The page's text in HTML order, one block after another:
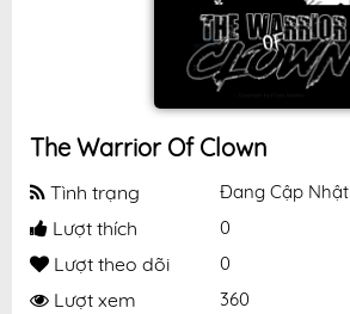
The Warrior Of Clown
Tình trạng Đang Cập Nhật
Lượt thích 0
Lượt theo dõi 0
Lượt xem 360